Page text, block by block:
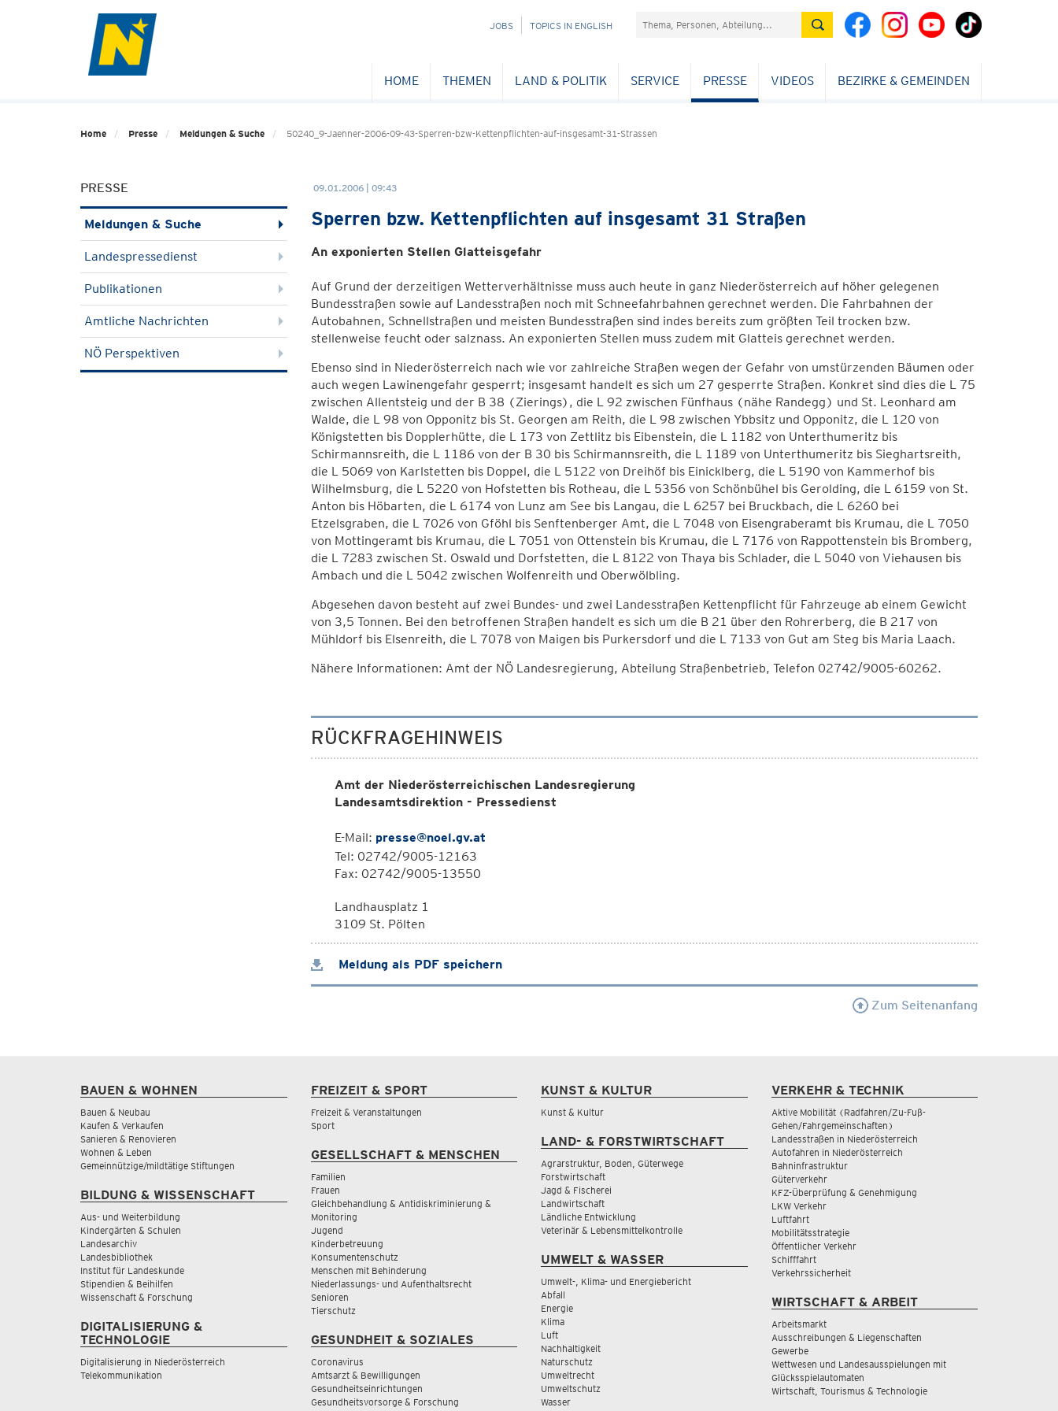
NAVIGATION
JOBS TOPICS IN ENGLISH Suchefeld
HOME THEMEN LAND & POLITIK SERVICE PRESSE VIDEOS BEZIRKE & GEMEINDEN
Home Presse Meldungen & Suche 50240_9-Jaenner-2006-09-43-Sperren-bzw-Kettenpflichten-auf-insgesamt-31-Strassen
PRESSE
Meldungen & Suche
Landespressedienst
Publikationen
Amtliche Nachrichten
NÖ Perspektiven
09.01.2006 | 09:43
Sperren bzw. Kettenpflichten auf insgesamt 31 Straßen
An exponierten Stellen Glatteisgefahr
Auf Grund der derzeitigen Wetterverhältnisse muss auch heute in ganz Niederösterreich auf höher gelegenen
Bundesstraßen sowie auf Landesstraßen noch mit Schneefahrbahnen gerechnet werden. Die Fahrbahnen der
Autobahnen, Schnellstraßen und meisten Bundesstraßen sind indes bereits zum größten Teil trocken bzw.
stellenweise feucht oder salznass. An exponierten Stellen muss zudem mit Glatteis gerechnet werden.
Ebenso sind in Niederösterreich nach wie vor zahlreiche Straßen wegen der Gefahr von umstürzenden Bäumen oder
auch wegen Lawinengefahr gesperrt; insgesamt handelt es sich um 27 gesperrte Straßen. Konkret sind dies die L 75
zwischen Allentsteig und der B 38 (Zierings), die L 92 zwischen Fünfhaus (nähe Randegg) und St. Leonhard am
Walde, die L 98 von Opponitz bis St. Georgen am Reith, die L 98 zwischen Ybbsitz und Opponitz, die L 120 von
Königstetten bis Dopplerhütte, die L 173 von Zettlitz bis Eibenstein, die L 1182 von Unterthumeritz bis
Schirmannsreith, die L 1186 von der B 30 bis Schirmannsreith, die L 1189 von Unterthumeritz bis Sieghartsreith,
die L 5069 von Karlstetten bis Doppel, die L 5122 von Dreihöf bis Einicklberg, die L 5190 von Kammerhof bis
Wilhelmsburg, die L 5220 von Hofstetten bis Rotheau, die L 5356 von Schönbühel bis Gerolding, die L 6159 von St.
Anton bis Höbarten, die L 6174 von Lunz am See bis Langau, die L 6257 bei Bruckbach, die L 6260 bei
Etzelsgraben, die L 7026 von Gföhl bis Senftenberger Amt, die L 7048 von Eisengraberamt bis Krumau, die L 7050
von Mottingeramt bis Krumau, die L 7051 von Ottenstein bis Krumau, die L 7176 von Rappottenstein bis Bromberg,
die L 7283 zwischen St. Oswald und Dorfstetten, die L 8122 von Thaya bis Schlader, die L 5040 von Viehausen bis
Ambach und die L 5042 zwischen Wolfenreith und Oberwölbling.
Abgesehen davon besteht auf zwei Bundes- und zwei Landesstraßen Kettenpflicht für Fahrzeuge ab einem Gewicht
von 3,5 Tonnen. Bei den betroffenen Straßen handelt es sich um die B 21 über den Rohrerberg, die B 217 von
Mühldorf bis Elsenreith, die L 7078 von Maigen bis Purkersdorf und die L 7133 von Gut am Steg bis Maria Laach.
Nähere Informationen: Amt der NÖ Landesregierung, Abteilung Straßenbetrieb, Telefon 02742/9005-60262.
RÜCKFRAGEHINWEIS
Amt der Niederösterreichischen Landesregierung
Landesamtsdirektion - Pressedienst
E-Mail: presse@noel.gv.at
Tel: 02742/9005-12163
Fax: 02742/9005-13550
Landhausplatz 1
3109 St. Pölten
Meldung als PDF speichern
Zum Seitenanfang
BAUEN & WOHNEN
Bauen & Neubau
Kaufen & Verkaufen
Sanieren & Renovieren
Wohnen & Leben
Gemeinnützige/mildtätige Stiftungen
BILDUNG & WISSENSCHAFT
Aus- und Weiterbildung
Kindergärten & Schulen
Landesarchiv
Landesbibliothek
Institut für Landeskunde
Stipendien & Beihilfen
Wissenschaft & Forschung
DIGITALISIERUNG &
TECHNOLOGIE
Digitalisierung in Niederösterreich
Telekommunikation
FREIZEIT & SPORT
Freizeit & Veranstaltungen
Sport
GESELLSCHAFT & MENSCHEN
Familien
Frauen
Gleichbehandlung & Antidiskriminierung &
Monitoring
Jugend
Kinderbetreuung
Konsumentenschutz
Menschen mit Behinderung
Niederlassungs- und Aufenthaltsrecht
Senioren
Tierschutz
GESUNDHEIT & SOZIALES
Coronavirus
Amtsarzt & Bewilligungen
Gesundheitseinrichtungen
Gesundheitsvorsorge & Forschung
KUNST & KULTUR
Kunst & Kultur
LAND- & FORSTWIRTSCHAFT
Agrarstruktur, Boden, Güterwege
Forstwirtschaft
Jagd & Fischerei
Landwirtschaft
Ländliche Entwicklung
Veterinär & Lebensmittelkontrolle
UMWELT & WASSER
Umwelt-, Klima- und Energiebericht
Abfall
Energie
Klima
Luft
Nachhaltigkeit
Naturschutz
Umweltrecht
Umweltschutz
Wasser
VERKEHR & TECHNIK
Aktive Mobilität (Radfahren/Zu-Fuß-
Gehen/Fahrgemeinschaften)
Landesstraßen in Niederösterreich
Autofahren in Niederösterreich
Bahninfrastruktur
Güterverkehr
KFZ-Überprüfung & Genehmigung
LKW Verkehr
Luftfahrt
Mobilitätsstrategie
Öffentlicher Verkehr
Schifffahrt
Verkehrssicherheit
WIRTSCHAFT & ARBEIT
Arbeitsmarkt
Ausschreibungen & Liegenschaften
Gewerbe
Wettwesen und Landesausspielungen mit
Glücksspielautomaten
Wirtschaft, Tourismus & Technologie